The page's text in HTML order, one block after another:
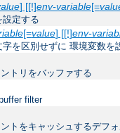
] [[!]env-variable[=
設定する
[=value] [[!]env-
を区別せずに 環境変数を
トリをバッファする
filter
トをキャッシュするデフ